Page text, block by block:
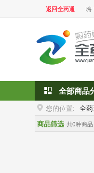
返回全药通 嗨
全部商品
您的位置: 全药
商品筛选 共0种商品